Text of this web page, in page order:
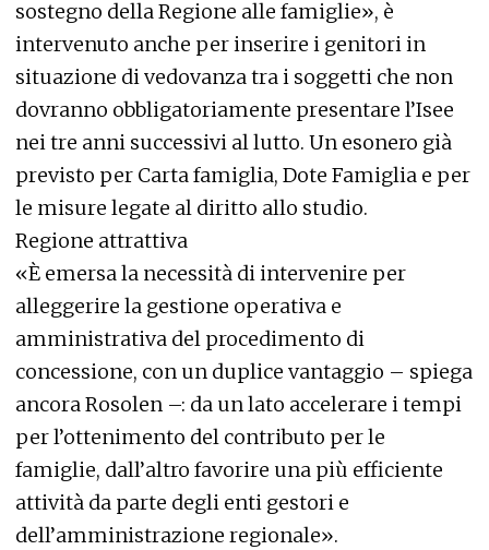
sostegno della Regione alle famiglie», è
intervenuto anche per inserire i genitori in
situazione di vedovanza tra i soggetti che non
dovranno obbligatoriamente presentare l’Isee
nei tre anni successivi al lutto. Un esonero già
previsto per Carta famiglia, Dote Famiglia e per
le misure legate al diritto allo studio.
Regione attrattiva
«È emersa la necessità di intervenire per
alleggerire la gestione operativa e
amministrativa del procedimento di
concessione, con un duplice vantaggio – spiega
ancora Rosolen –: da un lato accelerare i tempi
per l’ottenimento del contributo per le
famiglie, dall’altro favorire una più efficiente
attività da parte degli enti gestori e
dell’amministrazione regionale».